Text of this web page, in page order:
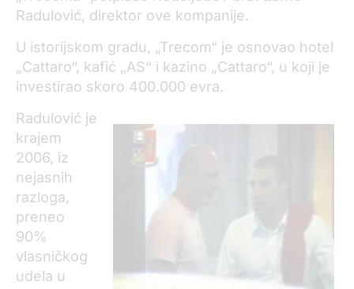
Radulović, direktor ove kompanije.
U istorijskom gradu, „Trecom“ je osnovao hotel
„Cattaro“, kafić „AS“ i kazino „Cattaro“, u koji je
investirao skoro 400.000 evra.
Radulović je
krajem
2006, iz
nejasnih
razloga,
preneo
90%
vlasničkog
udela u